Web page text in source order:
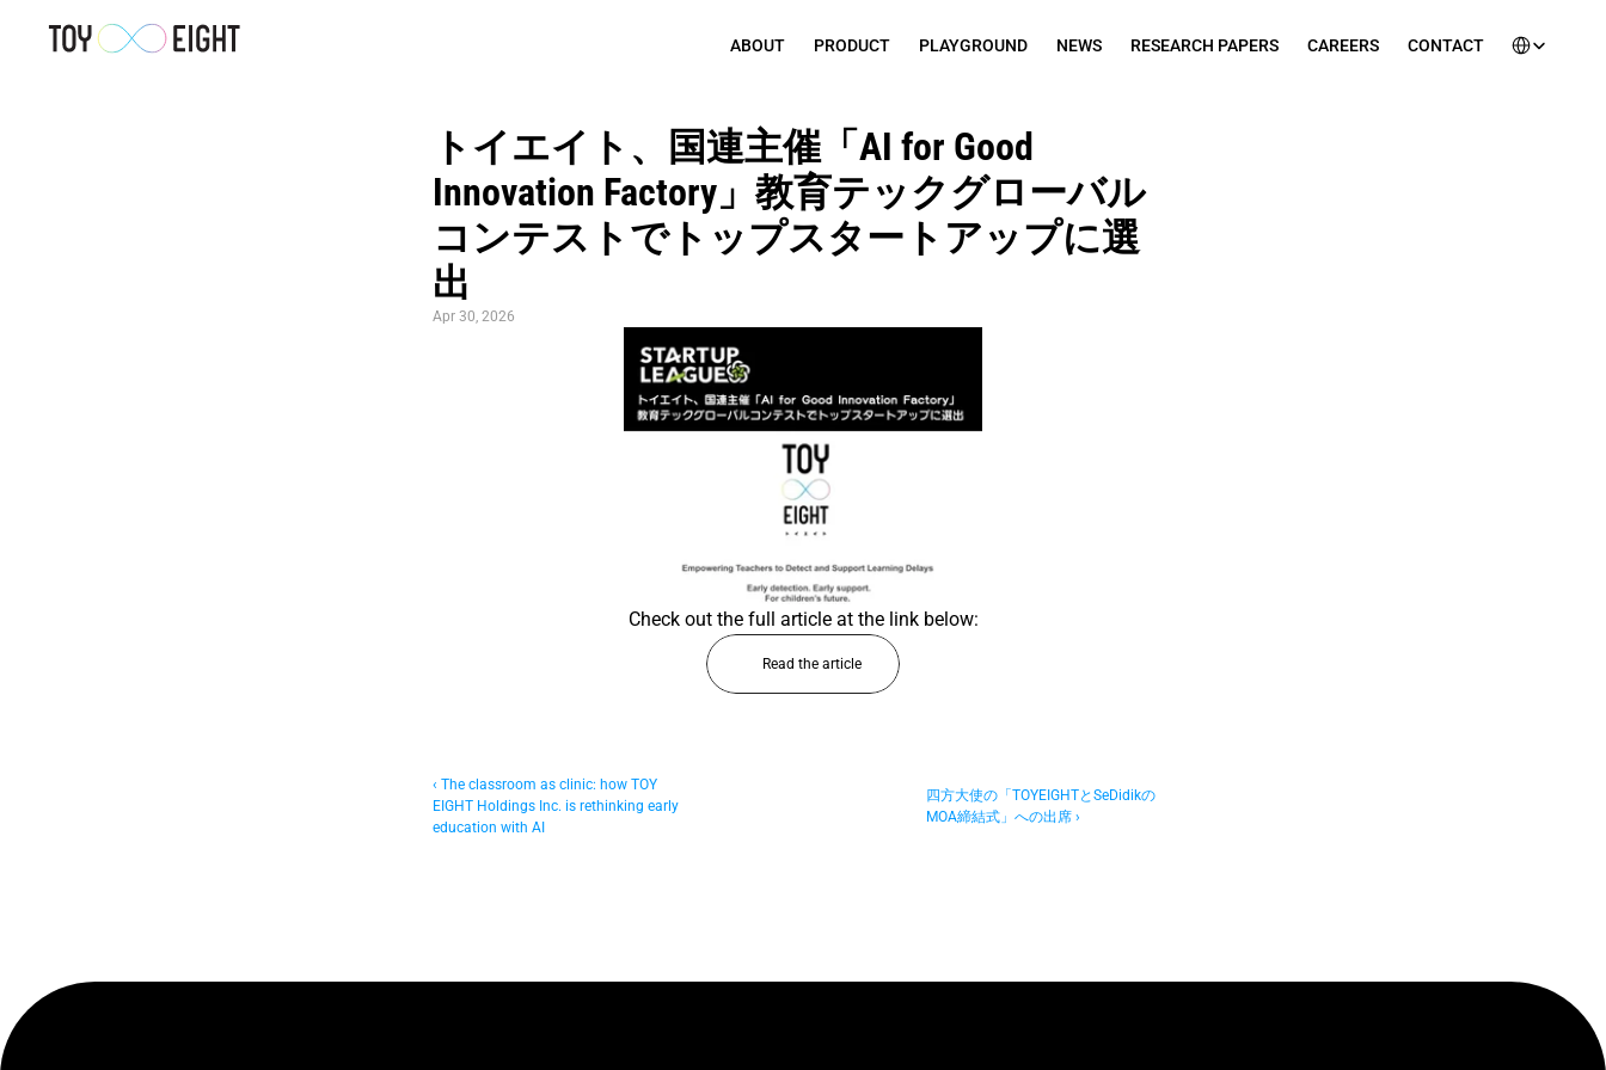
ABOUT PRODUCT PLAYGROUND NEWS RESEARCH PAPERS CAREERS CONTACT
トイエイト、国連主催「AI for Good
Innovation Factory」教育テックグローバル
コンテストでトップスタートアップに選
出
Apr 30, 2026
Check out the full article at the link below:
Read the article
‹ The classroom as clinic: how TOY
EIGHT Holdings Inc. is rethinking early
education with AI
四方大使の「TOYEIGHTとSeDidikの
MOA締結式」への出席 ›